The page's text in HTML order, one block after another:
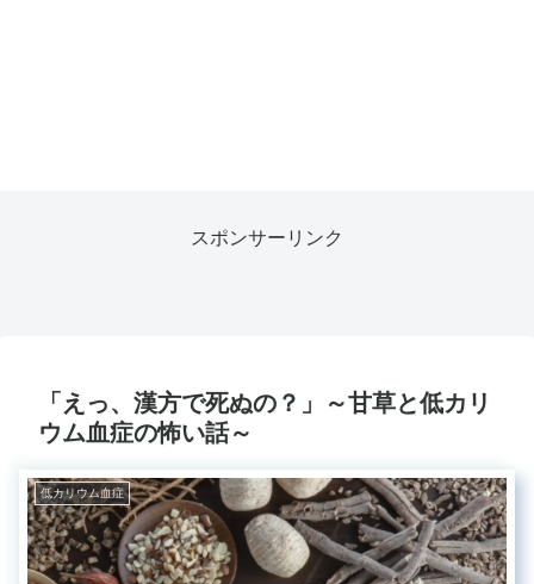
スポンサーリンク
「えっ、漢方で死ぬの？」～甘草と低カリ
ウム血症の怖い話～
低カリウム血症